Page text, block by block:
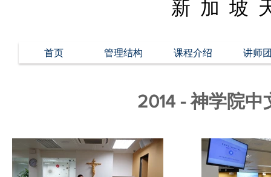
新 加 坡
首页 管理结构 课程介绍 讲师
2014 - 神学院